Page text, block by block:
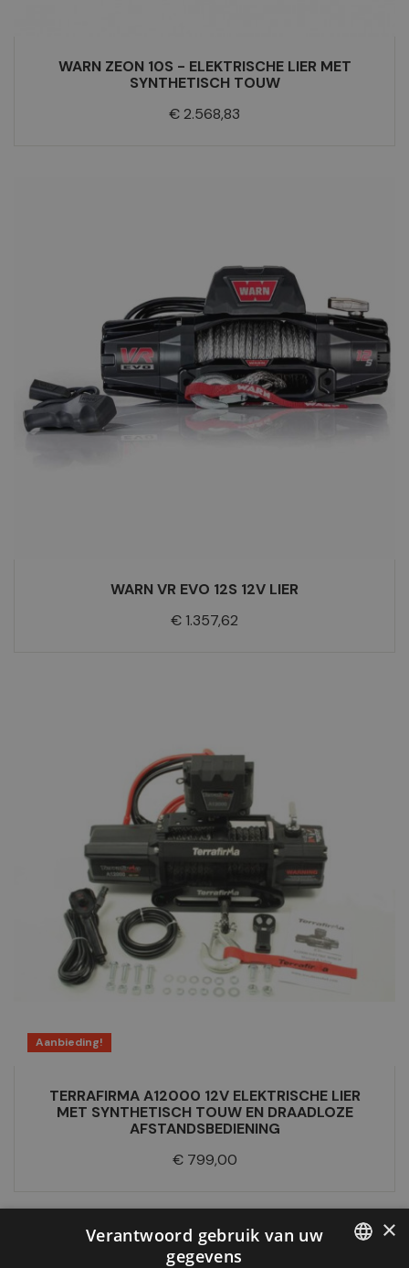
WARN ZEON 10S - ELEKTRISCHE LIER MET
SYNTHETISCH TOUW
Prijs
€ 2.568,83
WARN VR EVO 12S 12V LIER
Prijs
€ 1.357,62
Aanbieding!
TERRAFIRMA A12000 12V ELEKTRISCHE LIER
MET SYNTHETISCH TOUW EN DRAADLOZE
AFSTANDSBEDIENING
Prijs
€ 799,00
Terug naar boven ×
Verantwoord gebruik van uw
gegevens